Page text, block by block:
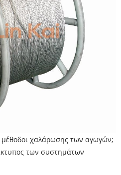
μέθοδοι χαλάρωσης των αγωγών;
των συστημάτων